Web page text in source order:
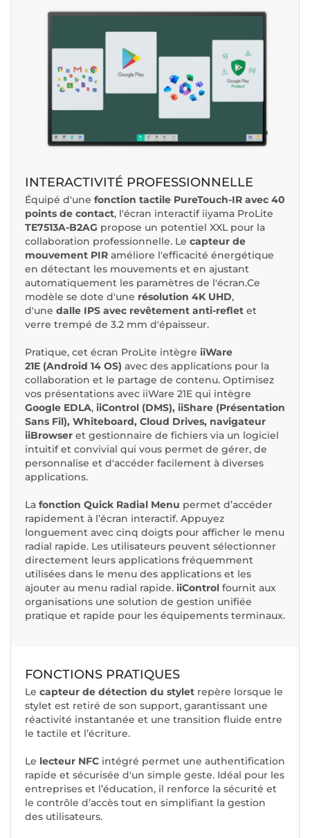
INTERACTIVITÉ PROFESSIONNELLE
Équipé d'une fonction tactile PureTouch-IR avec 40
points de contact, l'écran interactif iiyama ProLite
TE7513A-B2AG propose un potentiel XXL pour la
collaboration professionnelle. Le capteur de
mouvement PIR améliore l'efficacité énergétique
en détectant les mouvements et en ajustant
automatiquement les paramètres de l'écran.Ce
modèle se dote d'une résolution 4K UHD,
d'une dalle IPS avec revêtement anti-reflet et
verre trempé de 3.2 mm d'épaisseur.
Pratique, cet écran ProLite intègre iiWare
21E (Android 14 OS) avec des applications pour la
collaboration et le partage de contenu. Optimisez
vos présentations avec iiWare 21E qui intègre
Google EDLA, iiControl (DMS), iiShare (Présentation
Sans Fil), Whiteboard, Cloud Drives, navigateur
iiBrowser et gestionnaire de fichiers via un logiciel
intuitif et convivial qui vous permet de gérer, de
personnalise et d'accéder facilement à diverses
applications.
La fonction Quick Radial Menu permet d’accéder
rapidement à l’écran interactif. Appuyez
longuement avec cinq doigts pour afficher le menu
radial rapide. Les utilisateurs peuvent sélectionner
directement leurs applications fréquemment
utilisées dans le menu des applications et les
ajouter au menu radial rapide. iiControl fournit aux
organisations une solution de gestion unifiée
pratique et rapide pour les équipements terminaux.
FONCTIONS PRATIQUES
Le capteur de détection du stylet repère lorsque le
stylet est retiré de son support, garantissant une
réactivité instantanée et une transition fluide entre
le tactile et l’écriture.
Le lecteur NFC intégré permet une authentification
rapide et sécurisée d'un simple geste. Idéal pour les
entreprises et l’éducation, il renforce la sécurité et
le contrôle d’accès tout en simplifiant la gestion
des utilisateurs.